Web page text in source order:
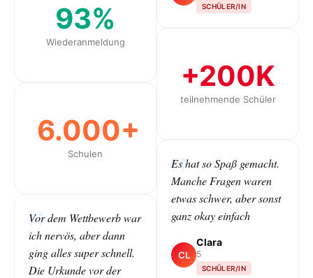
93%
Wiederanmeldung
6.000+
Schulen
Vor dem Wettbewerb war
ich nervös, aber dann
ging alles super schnell.
Die Urkunde vor der
SCHÜLER/IN
+200K
teilnehmende Schüler
Es hat so Spaß gemacht.
Manche Fragen waren
etwas schwer, aber sonst
ganz okay einfach
CL
Clara
5
SCHÜLER/IN